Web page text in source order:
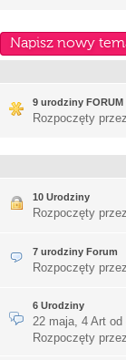
Napisz nowy
9 urodziny FORUM
Rozpoczęty
10 Urodziny
Rozpoczęty
7 urodziny Forum
Rozpoczęty
6 Urodziny
22 maja, 4 Art od
Rozpoczęty